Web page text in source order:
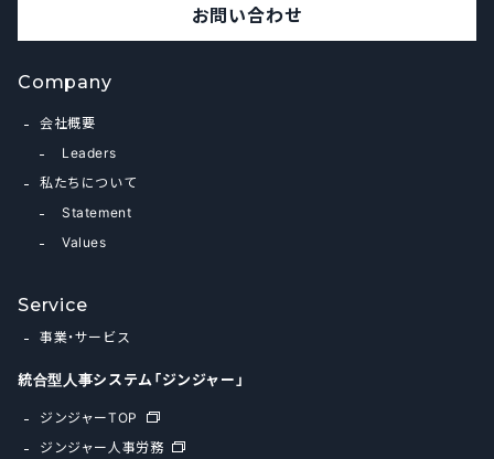
お問い合わせ
Company
会社概要
Leaders
私たちについて
Statement
Values
Service
事業・サービス
統合型人事システム「ジンジャー」
ジンジャーTOP
ジンジャー人事労務